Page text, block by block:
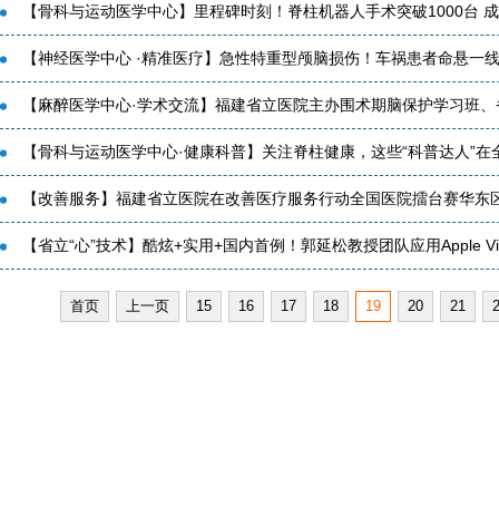
【骨科与运动医学中心】里程碑时刻！脊柱机器人手术突破1000台
【神经医学中心 ·精准医疗】急性特重型颅脑损伤！车祸患者命悬一
【麻醉医学中心·学术交流】福建省立医院主办围术期脑保护学习班
【骨科与运动医学中心·健康科普】关注脊柱健康，这些“科普达人”在
【改善服务】福建省立医院在改善医疗服务行动全国医院擂台赛华东
【省立“心”技术】酷炫+实用+国内首例！郭延松教授团队应用Apple
首页 上一页 15 16 17 18 19 20 21